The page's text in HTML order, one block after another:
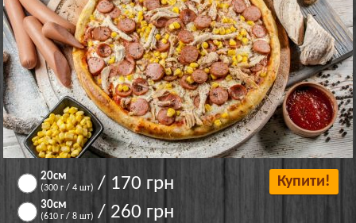
20см
(300 г / 4 шт) / 170 грн
30см
(610 г / 8 шт) / 260 грн
Купити!